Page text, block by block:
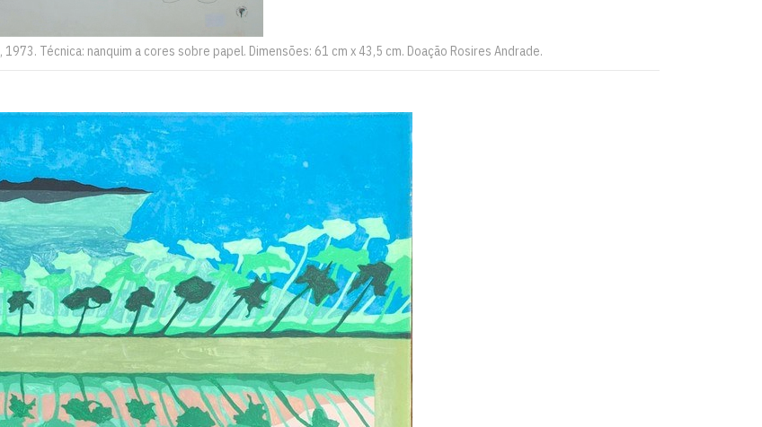
, 1973. Técnica: nanquim a cores sobre papel. Dimensões: 61 cm x 43,5 cm. Doação Rosires Andrade.